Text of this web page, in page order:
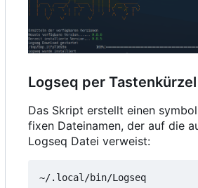
Logseq per
Das Skript erstellt einen
fixen Dateinamen, der auf die
Logseq Datei verweist: